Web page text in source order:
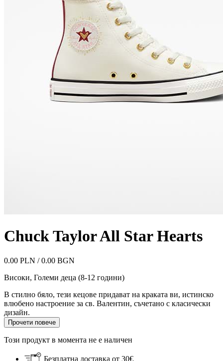
Chuck Taylor All Star Hearts
0.00 PLN / 0.00 BGN
Високи, Големи деца (8-12 години)
В стилно бяло, тези кецове придават на краката ви, истинско
влюбено настроение за св. Валентин, съчетано с класически
дизайн.
Прочети повече
Този продукт в момента не е наличен
Безплатна доставка от 30€